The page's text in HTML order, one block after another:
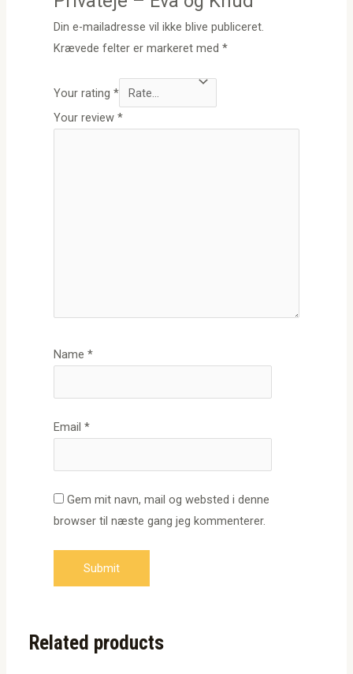
Din e-mailadresse vil ikke blive publiceret.
Krævede felter er markeret med*
Your rating*
Your review*
Name*
Email*
Gem mit navn, mail og websted i denne
browser til næste gang jeg kommenterer.
Related products